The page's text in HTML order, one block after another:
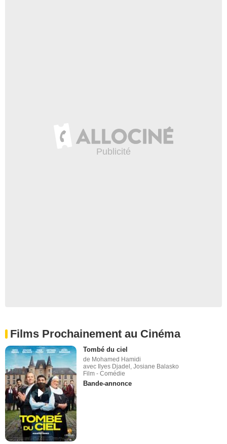
Films Prochainement au Cinéma
Tombé du ciel
de Mohamed Hamidi
avec Ilyes Djadel, Josiane Balasko
Film - Comédie
Bande-annonce